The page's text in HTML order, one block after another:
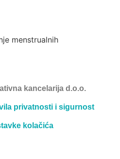
menstrualnih
kancelarija d.o.o.
privatnosti i sigurnost
kolačića